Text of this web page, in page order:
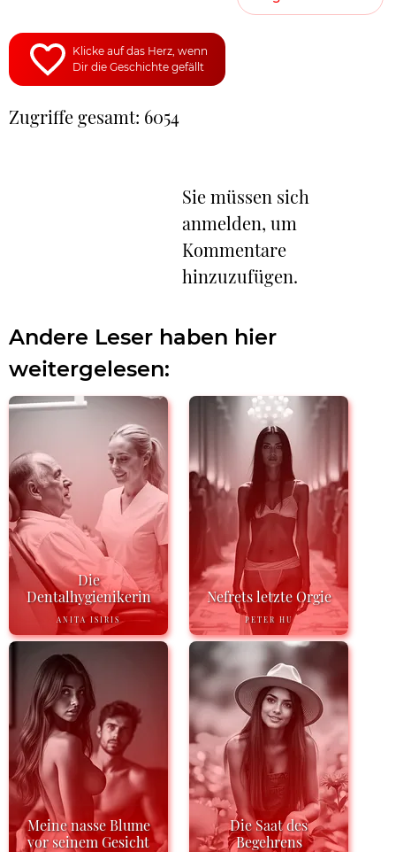
Klicke auf das Herz, wenn
Dir die Geschichte gefällt
Zugriffe gesamt: 6054
Sie müssen sich
anmelden, um
Kommentare
hinzuzufügen.
Andere Leser haben hier
weitergelesen:
Die
Dentalhygienikerin
ANITA ISIRIS
Nefrets letzte Orgie
PETER HU
Meine nasse Blume
vor seinem Gesicht
Die Saat des
Begehrens